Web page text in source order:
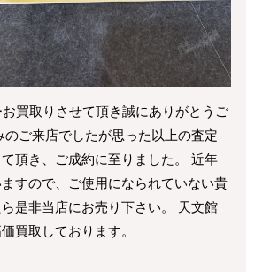
買取りさせて頂き誠にありがとうご
のご来店でしたが思った以上の査定
頂き、ご成約に至りました。 近年
すので、ご使用になられていない貴
是非当店にお売り下さい。 天文館
買取しております。